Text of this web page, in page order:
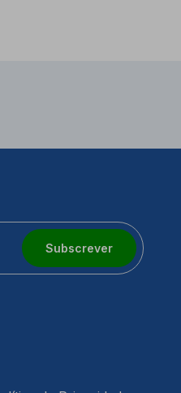
Subscrever